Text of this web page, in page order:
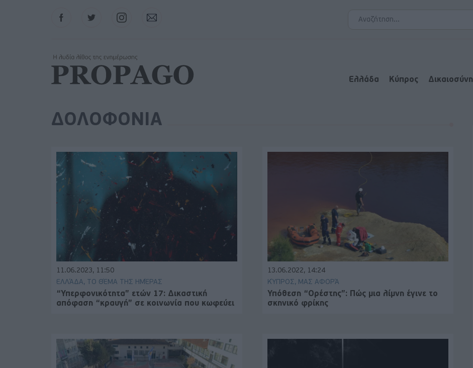
FacebookTwitter InstagramContact
Ελλάδα Κύπρος Δικαιοσύνη
ΔΟΛΟΦΟΝΙΑ
11.06.2023, 11:50
ΕΛΛΆΔΑ, ΤΟ ΘΈΜΑ ΤΗΣ ΗΜΈΡΑΣ
“Υπερφονικότητα” ετών 17: Δικαστική
απόφαση “κραυγή” σε κοινωνία που κωφεύει
13.06.2022, 14:24
ΚΎΠΡΟΣ, ΜΑΣ ΑΦΟΡΆ
Υπόθεση “Ορέστης”: Πώς μια λίμνη έγινε το
σκηνικό φρίκης